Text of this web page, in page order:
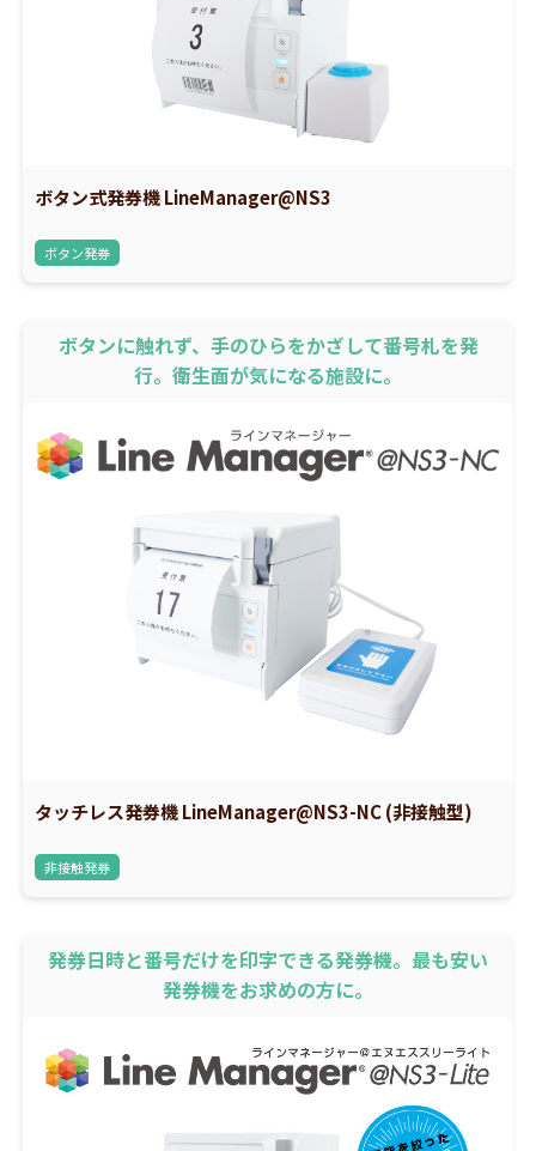
ボタン式発券機 LineManager@NS3
ボタン発券
ボタンに触れず、手のひらをかざして番号札を発
行。衛生面が気になる施設に。
タッチレス発券機 LineManager@NS3-NC (非接触型)
非接触発券
発券日時と番号だけを印字できる発券機。最も安い
発券機をお求めの方に。